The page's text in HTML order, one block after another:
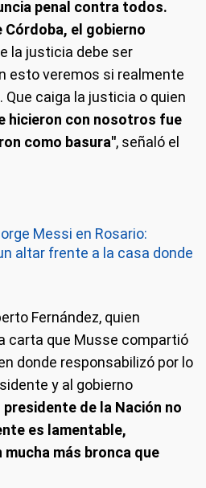
penal contra todos.
el gobierno
la justicia debe ser
esto veremos si realmente
Que caiga la justicia o quien
hicieron con nosotros fue
como basura", señaló el
Messi en Rosario:
altar frente a la casa donde
Fernández, quien
carta que Musse compartió
donde responsabilizó por lo
y al gobierno
presidente de la Nación no
es lamentable,
más bronca que